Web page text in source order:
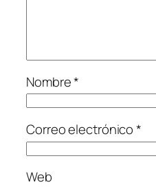
Nombre*
Correo electrónico*
Web